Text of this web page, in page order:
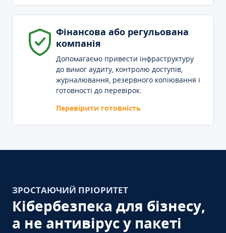
Фінансова або регульована
компанія
Допомагаємо привести інфраструктуру
до вимог аудиту, контролю доступів,
журналювання, резервного копіювання і
готовності до перевірок.
Перевірити готовність
ЗРОСТАЮЧИЙ ПРІОРИТЕТ
Кібербезпека для бізнесу,
а не антивірус у пакеті